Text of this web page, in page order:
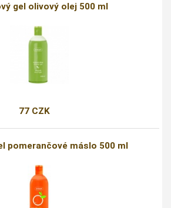
gel olivový olej 500 ml
77 CZK
pomerančové máslo 500 ml